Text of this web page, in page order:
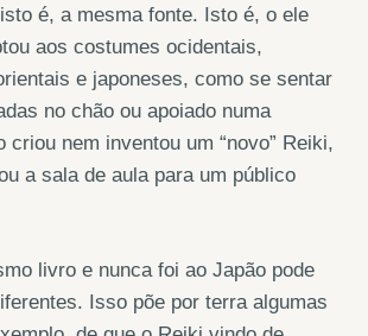
é, a mesma fonte. Isto é, o ele
aos costumes ocidentais,
e japoneses, como se sentar
no chão ou apoiado numa
criou nem inventou um “novo” Reiki,
a sala de aula para um público
livro e nunca foi ao Japão pode
Isso põe por terra algumas